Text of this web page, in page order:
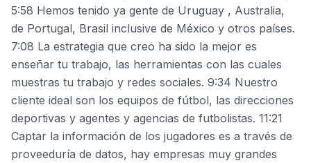
5:58 Hemos tenido ya gente de Uruguay , Australia,
de Portugal, Brasil inclusive de México y otros países.
7:08 La estrategia que creo ha sido la mejor es
enseñar tu trabajo, las herramientas con las cuales
muestras tu trabajo y redes sociales. 9:34 Nuestro
cliente ideal son los equipos de fútbol, las direcciones
deportivas y agentes y agencias de futbolistas. 11:21
Captar la información de los jugadores es a través de
proveeduría de datos, hay empresas muy grandes